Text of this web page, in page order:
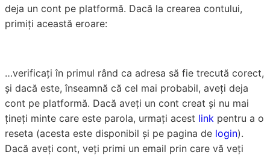
deja un cont pe platformă. Dacă la crearea contului,
primiți această eroare:
…verificați în primul rând ca adresa să fie trecută corect,
și dacă este, înseamnă că cel mai probabil, aveți deja
cont pe platformă. Dacă aveți un cont creat și nu mai
țineți minte care este parola, urmați acest link pentru a o
reseta (acesta este disponibil și pe pagina de login).
Dacă aveți cont, veți primi un email prin care vă veți